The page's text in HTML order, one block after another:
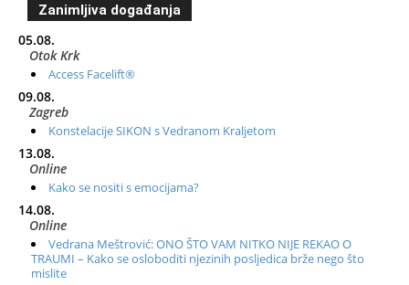
Zanimljiva događanja
05.08.
Otok Krk
Access Facelift®
09.08.
Zagreb
Konstelacije SIKON s Vedranom Kraljetom
13.08.
Online
Kako se nositi s emocijama?
14.08.
Online
Vedrana Meštrović: ONO ŠTO VAM NITKO NIJE REKAO O
TRAUMI – Kako se osloboditi njezinih posljedica brže nego što
mislite